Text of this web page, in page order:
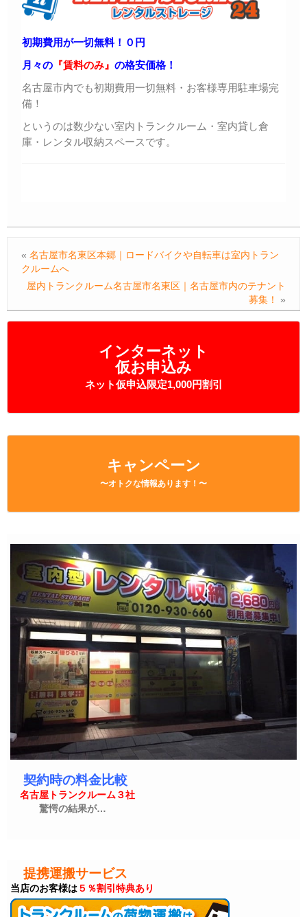
インターネット
仮お申込み
ネット仮申込限定1,000円割引
キャンペーン
〜オトクな情報あります！〜
契約時の料金比較
名古屋トランクルーム３社
驚愕の結果が…
提携運搬サービス
当店のお客様は５％割引特典あり
初期費用が一切無料！０円
月々の 『賃料のみ』 の格安価格！
名古屋市内でも初期費用一切無料・お客様専用駐車場完
備！
というのは数少ない室内トランクルーム・室内貸し倉
庫・レンタル収納スペースです。
« 名古屋市名東区本郷｜ロードバイクや自転車は室内トラン
クルームへ
屋内トランクルーム名古屋市名東区｜名古屋市内のテナント
募集！
»